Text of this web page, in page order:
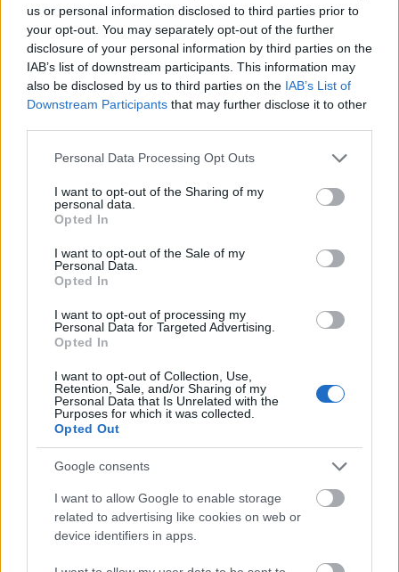
us or personal information disclosed to third parties prior to
your opt-out. You may separately opt-out of the further
disclosure of your personal information by third parties on the
IAB’s list of downstream participants. This information may
also be disclosed by us to third parties on the IAB’s List of
Downstream Participants that may further disclose it to other
Please note that this website/app uses one or more Google
not limited to your visit or usage behaviour. You may click to
grant or deny consent to Google and its third-party tags to
use your data for below specified purposes in below Google
consent section.
Personal Data Processing Opt Outs
I want to opt-out of the Sharing of my
personal data.
Opted In
I want to opt-out of the Sale of my
Personal Data.
Opted In
I want to opt-out of processing my
Personal Data for Targeted Advertising.
Opted In
I want to opt-out of Collection, Use,
Retention, Sale, and/or Sharing of my
Personal Data that Is Unrelated with the
Purposes for which it was collected.
Opted Out
Google consents
I want to allow Google to enable storage
related to advertising like cookies on web or
device identifiers in apps.
Η Ιουλία Καλλιμάνη πλήρωσε θαμώνα με το ίδιο
νόμισμα: «Εσένα σου αρέσει;»
Το παράπονο της Μαρίας Καρυστιανού από τα ΜΜΕ
Πυρόπληκτοι: Τι σημαίνουν τα «πράσινα», «κίτρινα»
και «κόκκινα» σπίτια
Η δουλειά με τα περισσότερα χρήματα στην Ελλάδα